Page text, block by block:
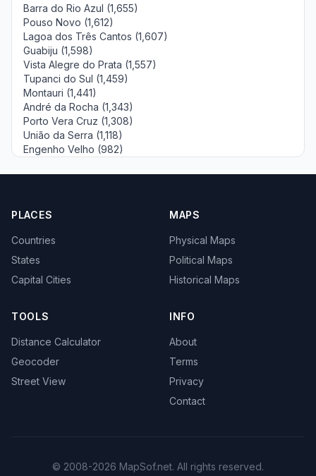
Barra do Rio Azul (1,655)
Pouso Novo (1,612)
Lagoa dos Três Cantos (1,607)
Guabiju (1,598)
Vista Alegre do Prata (1,557)
Tupanci do Sul (1,459)
Montauri (1,441)
André da Rocha (1,343)
Porto Vera Cruz (1,308)
União da Serra (1,118)
Engenho Velho (982)
PLACES
Countries
States
Capital Cities
MAPS
Physical Maps
Political Maps
Historical Maps
TOOLS
Distance Calculator
Geocoder
Street View
INFO
About
Terms
Privacy
Contact
© 2008-2026 MapSof.net. All rights reserved.